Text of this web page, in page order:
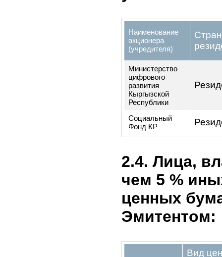
Вид ЦБ Период
Простая
акция
Простая
акция
2020 -
2.3.
Эмитента,
чем 5%
указанием